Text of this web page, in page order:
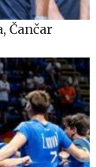
Čančar